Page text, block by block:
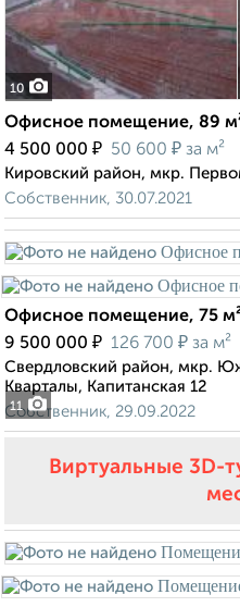
10
Офисное помещение, 89
4 500 000 ₽ 50 600 ₽ за м²
Кировский район, мкр.
Собственник, 30.07.2021
11
Офисное помещение, 75
9 500 000 ₽ 126 700 ₽ за м²
Свердловский район, мкр.
Кварталы, Капитанская 12
Собственник, 29.09.2022
Виртуальные 3D-